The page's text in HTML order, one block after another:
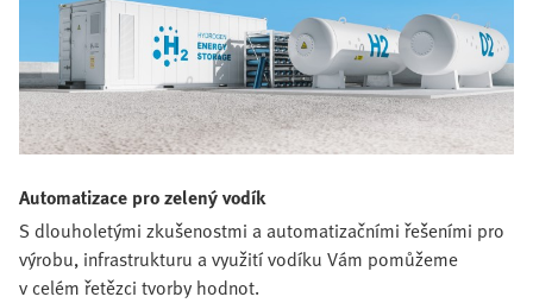
Automatizace pro zelený vodík
S dlouholetými zkušenostmi a automatizačními řešeními pro
výrobu, infrastrukturu a využití vodíku Vám pomůžeme
v celém řetězci tvorby hodnot.